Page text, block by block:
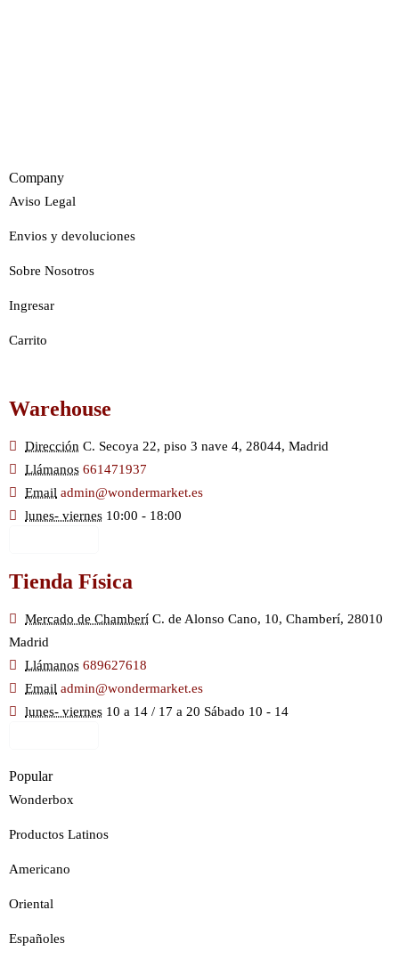
Company
Aviso Legal
Envios y devoluciones
Sobre Nosotros
Ingresar
Carrito
Warehouse
Dirección C. Secoya 22, piso 3 nave 4, 28044, Madrid
Llámanos 661471937
Email admin@wondermarket.es
lunes- viernes 10:00 - 18:00
Tienda Física
Mercado de Chamberí C. de Alonso Cano, 10, Chamberí, 28010
Madrid
Llámanos 689627618
Email admin@wondermarket.es
lunes- viernes 10 a 14 / 17 a 20 Sábado 10 - 14
Popular
Wonderbox
Productos Latinos
Americano
Oriental
Españoles